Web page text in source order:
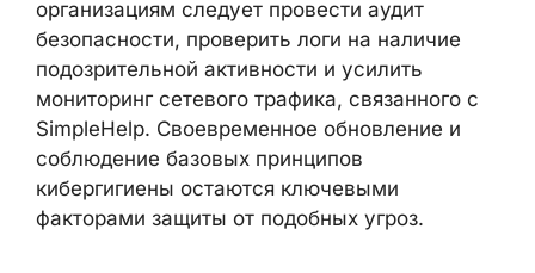
организациям следует провести аудит
безопасности, проверить логи на наличие
подозрительной активности и усилить
мониторинг сетевого трафика, связанного с
SimpleHelp. Своевременное обновление и
соблюдение базовых принципов
кибергигиены остаются ключевыми
факторами защиты от подобных угроз.